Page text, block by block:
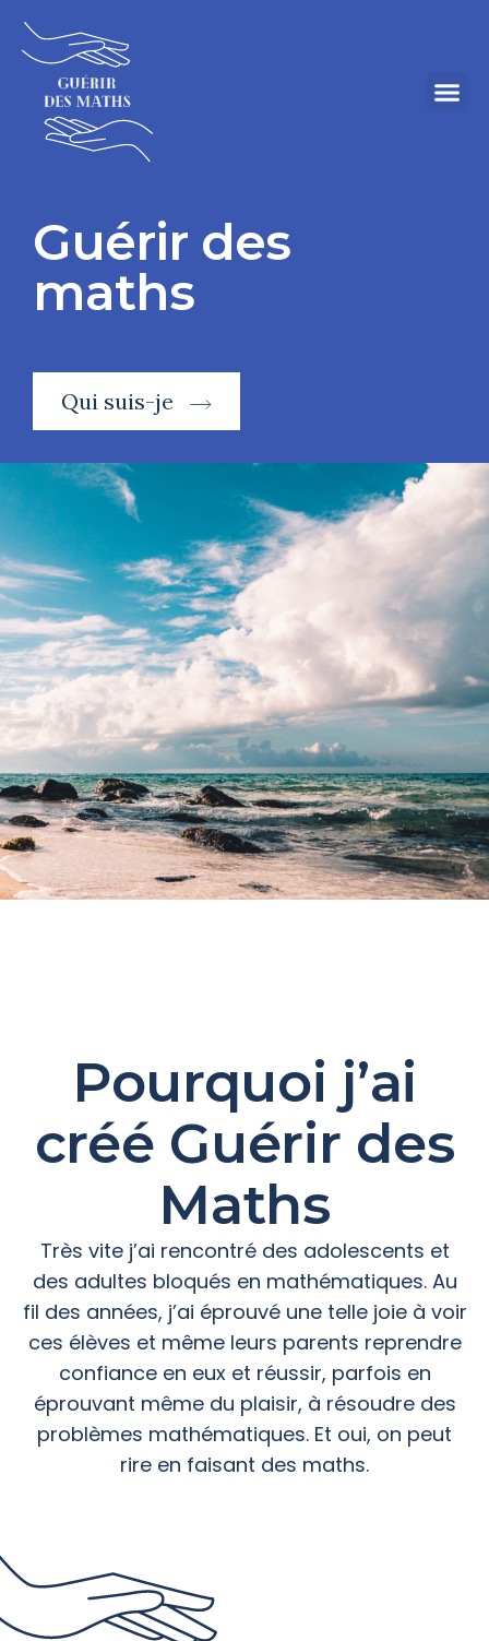
Guérir des
maths
Qui suis-je
Pourquoi j’ai
créé Guérir des
Maths
Très vite j’ai rencontré des adolescents et
des adultes bloqués en mathématiques. Au
fil des années, j’ai éprouvé une telle joie à voir
ces élèves et même leurs parents reprendre
confiance en eux et réussir, parfois en
éprouvant même du plaisir, à résoudre des
problèmes mathématiques. Et oui, on peut
rire en faisant des maths.